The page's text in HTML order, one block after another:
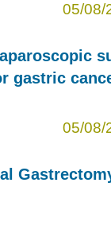
05/08/
gastric
05/08/